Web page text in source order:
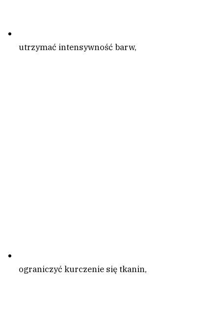
utrzymać intensywność barw,
ograniczyć kurczenie się tkanin,